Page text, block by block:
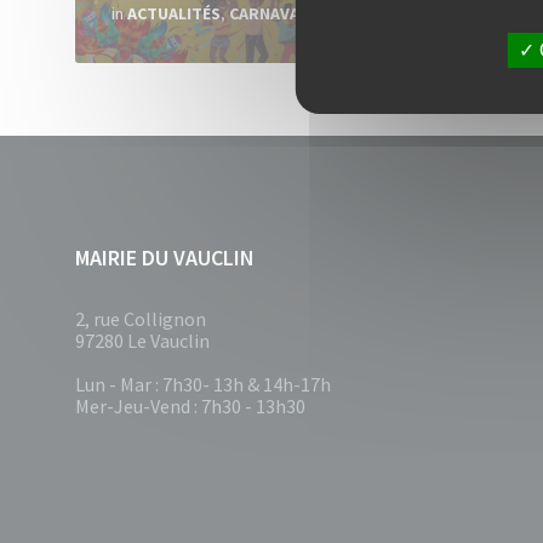
inACTUALITÉS, CARNAVAL
MAIRIE DU VAUCLIN
2, rue Collignon
97280 Le Vauclin
Lun - Mar : 7h30- 13h & 14h-17h
Mer-Jeu-Vend : 7h30 - 13h30